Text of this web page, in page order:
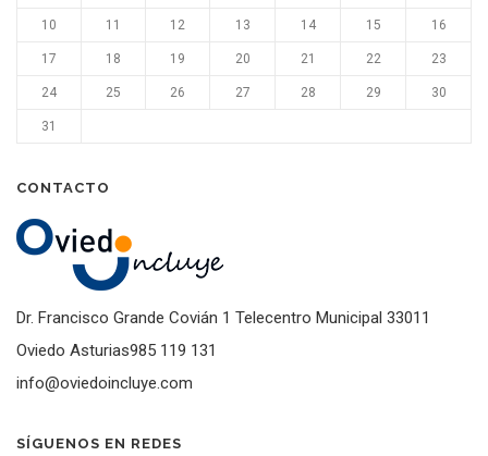
10 11 12 13 14 15 16
17 18 19 20 21 22 23
24 25 26 27 28 29 30
31
CONTACTO
Dr. Francisco Grande Covián 1 Telecentro Municipal 33011
Oviedo Asturias985 119 131
info@oviedoincluye.com
SÍGUENOS EN REDES